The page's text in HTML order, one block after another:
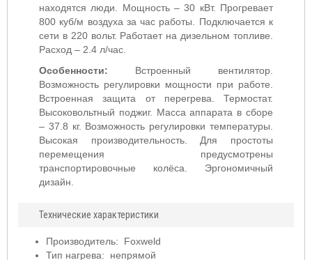
находятся люди. Мощность – 30 кВт. Прогревает
800 куб/м воздуха за час работы. Подключается к
сети в 220 вольт. Работает на дизельном топливе.
Расход – 2.4 л/час.
Особенности: Встроенный вентилятор.
Возможность регулировки мощности при работе.
Встроенная защита от перегрева. Термостат.
Высоковольтный поджиг. Масса аппарата в сборе
– 37.8 кг. Возможность регулировки температуры.
Высокая производительность. Для простоты
перемещения предусмотрены
транспортировочные колёса. Эргономичный
дизайн.
Технические характеристики
Производитель: Foxweld
Тип нагрева: непрямой